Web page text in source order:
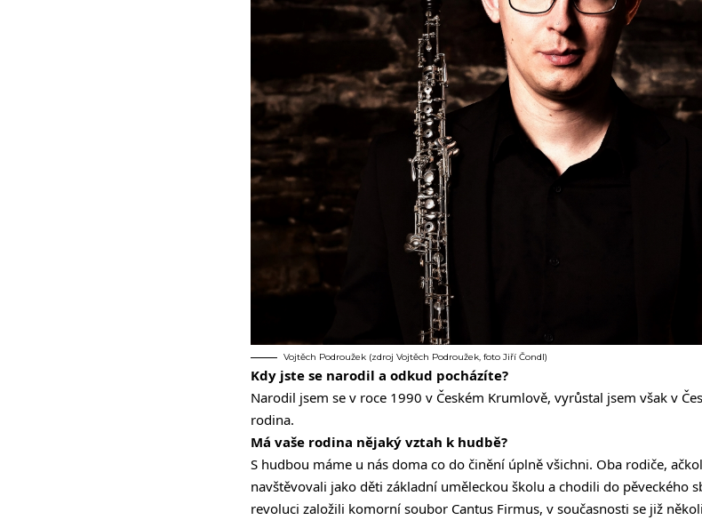
Vojtěch Podroužek (zdroj Vojtěch Podroužek, foto Jiří Čondl)
Kdy jste se narodil a odkud pocházíte?
Narodil jsem se v roce 1990 v Českém Krumlově, vyrůstal jsem však v
rodina.
Má vaše rodina nějaký vztah k hudbě?
S hudbou máme u nás doma co do činění úplně všichni. Oba rodiče,
navštěvovali jako děti základní uměleckou školu a chodili do pěveckého
revoluci založili komorní soubor Cantus Firmus, v současnosti se již